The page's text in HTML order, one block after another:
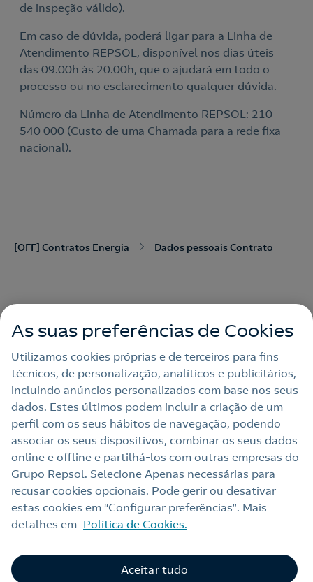
de inspeção válido).
Em caso de dúvida, poderá ligar para a Linha de
Atendimento REPSOL, disponível nos dias úteis
das 09.00h às 20.00h, que o ajudará em todo o
processo ou no esclarecimento qualquer dúvida.
Número da Linha de Atendimento REPSOL: 210
540 000 (Custo de uma Chamada para a rede fixa
nacional).
[OFF] Contratos Energia Dados pessoais Contrato
Apoio
Contactos
Nota legal
Política de privacidade
Alerta de fraude
As suas preferências de Cookies
Utilizamos cookies próprias e de terceiros para fins
técnicos, de personalização, analíticos e publicitários,
incluindo anúncios personalizados com base nos seus
dados. Estes últimos podem incluir a criação de um
perfil com os seus hábitos de navegação, podendo
associar os seus dispositivos, combinar os seus dados
online e offline e partilhá‑los com outras empresas do
Grupo Repsol. Selecione Apenas necessárias para
recusar cookies opcionais. Pode gerir ou desativar
estas cookies em “Configurar preferências”. Mais
detalhes em Política de Cookies.
Aceitar tudo